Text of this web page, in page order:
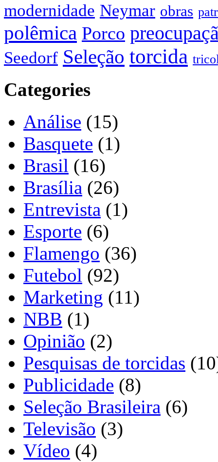
modernidade Neymar obras
polêmica Porco
Seedorf Seleção torcida
Categories
Análise (15)
Basquete (1)
Brasil (16)
Brasília (26)
Entrevista (1)
Esporte (6)
Flamengo (36)
Futebol (92)
Marketing (11)
NBB (1)
Opinião (2)
Pesquisas de torcidas
Publicidade (8)
Seleção Brasileira (6)
Televisão (3)
Vídeo (4)